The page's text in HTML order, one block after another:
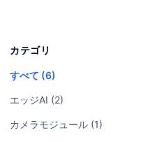
カテゴリ
すべて (6)
エッジAI (2)
カメラモジュール (1)